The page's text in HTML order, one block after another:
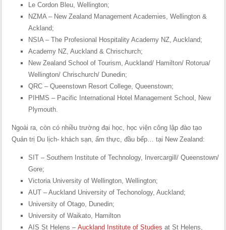
Le Cordon Bleu, Wellington;
NZMA – New Zealand Management Academies, Wellington &
Ackland;
NSIA – The Profesional Hospitality Academy NZ, Auckland;
Academy NZ, Auckland & Chrischurch;
New Zealand School of Tourism, Auckland/ Hamilton/ Rotorua/
Wellington/ Chrischurch/ Dunedin;
QRC – Queenstown Resort College, Queenstown;
PIHMS – Pacific International Hotel Management School, New
Plymouth.
Ngoài ra, còn có nhiều trường đại học, học viện công lập đào tạo
Quản trị Du lịch- khách sạn, ẩm thực, đầu bếp… tại New Zealand:
SIT – Southern Institute of Technology, Invercargill/ Queenstown/
Gore;
Victoria University of Wellington, Wellington;
AUT – Auckland University of Techonology, Auckland;
University of Otago, Dunedin;
University of Waikato, Hamilton
AIS St Helens –Auckland Institute of Studies at St Helens,